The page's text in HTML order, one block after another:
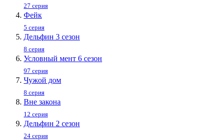
27 серия
Фейк
5 серия
Дельфин 3 сезон
8 серия
Условный мент 6 сезон
97 серия
Чужой дом
8 серия
Вне закона
12 серия
Дельфин 2 сезон
24 серия